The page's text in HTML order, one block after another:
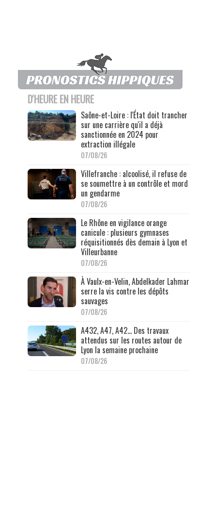
D'HEURE EN HEURE
Saône-et-Loire : l'État doit trancher
sur une carrière qu'il a déjà
sanctionnée en 2024 pour
extraction illégale
07/08/26
Villefranche : alcoolisé, il refuse de
se soumettre à un contrôle et mord
un gendarme
07/08/26
Le Rhône en vigilance orange
canicule : plusieurs gymnases
réquisitionnés dès demain à Lyon et
Villeurbanne
07/08/26
À Vaulx-en-Velin, Abdelkader Lahmar
serre la vis contre les dépôts
sauvages
07/08/26
A432, A47, A42… Des travaux
attendus sur les routes autour de
Lyon la semaine prochaine
07/08/26